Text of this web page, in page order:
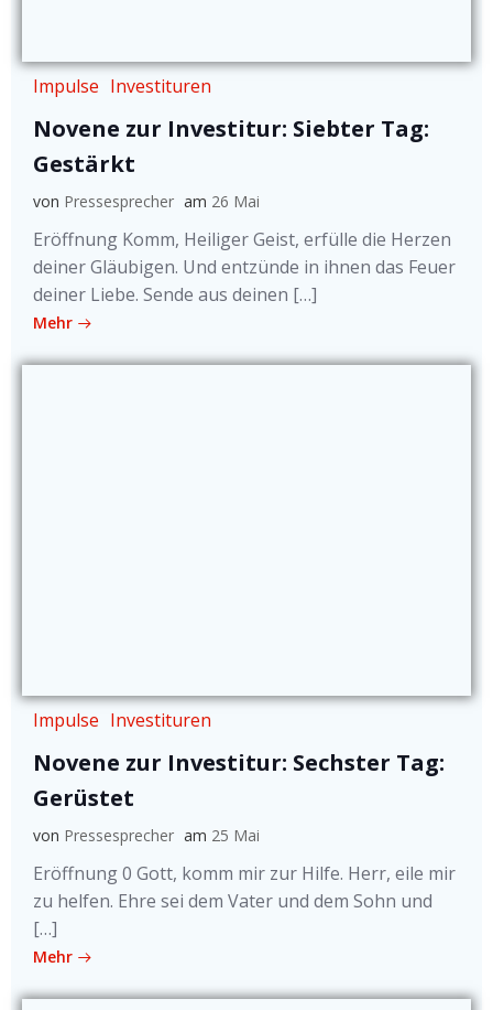
Impulse Investituren
Novene zur Investitur: Siebter Tag:
Gestärkt
von Pressesprecher am 26 Mai
Eröffnung Komm, Heiliger Geist, erfülle die Herzen
deiner Gläubigen. Und entzünde in ihnen das Feuer
deiner Liebe. Sende aus deinen […]
Mehr
Impulse Investituren
Novene zur Investitur: Sechster Tag:
Gerüstet
von Pressesprecher am 25 Mai
Eröffnung 0 Gott, komm mir zur Hilfe. Herr, eile mir
zu helfen. Ehre sei dem Vater und dem Sohn und
[…]
Mehr